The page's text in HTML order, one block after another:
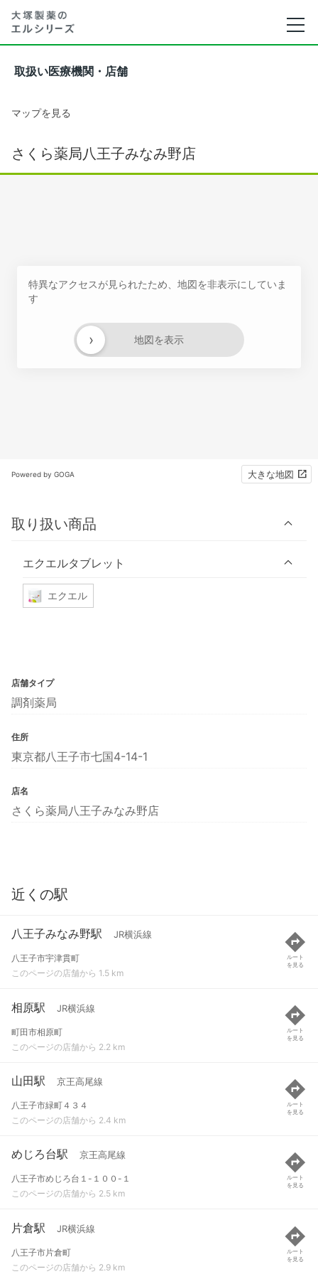
取扱い医療機関・店舗
マップを見る
さくら薬局八王子みなみ野店
特異なアクセスが見られたため、地図を非表示にしていま
す
地図を表示
›
Powered by GOGA 大きな地図
取り扱い商品
エクエルタブレット
エクエル
店舗タイプ
調剤薬局
住所
東京都八王子市七国4-14-1
店名
さくら薬局八王子みなみ野店
近くの駅
八王子みなみ野駅 JR横浜線
八王子市宇津貫町
このページの店舗から 1.5 km
ルート
を見る
相原駅 JR横浜線
町田市相原町
このページの店舗から 2.2 km
ルート
を見る
山田駅 京王高尾線
八王子市緑町４３４
このページの店舗から 2.4 km
ルート
を見る
めじろ台駅 京王高尾線
八王子市めじろ台１-１００-１
このページの店舗から 2.5 km
ルート
を見る
片倉駅 JR横浜線
八王子市片倉町
このページの店舗から 2.9 km
ルート
を見る